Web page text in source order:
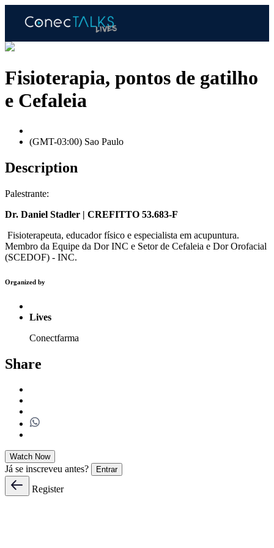
Fisioterapia, pontos de gatilho
e Cefaleia
(GMT-03:00) Sao Paulo
Description
Palestrante:
Dr. Daniel Stadler | CREFITTO 53.683-F
Fisioterapeuta, educador físico e especialista em acupuntura.
Membro da Equipe da Dor INC e Setor de Cefaleia e Dor Orofacial
(SCEDOF) - INC.
Organized by
Lives
Conectfarma
Share
Watch Now
Já se inscreveu antes? Entrar
Register